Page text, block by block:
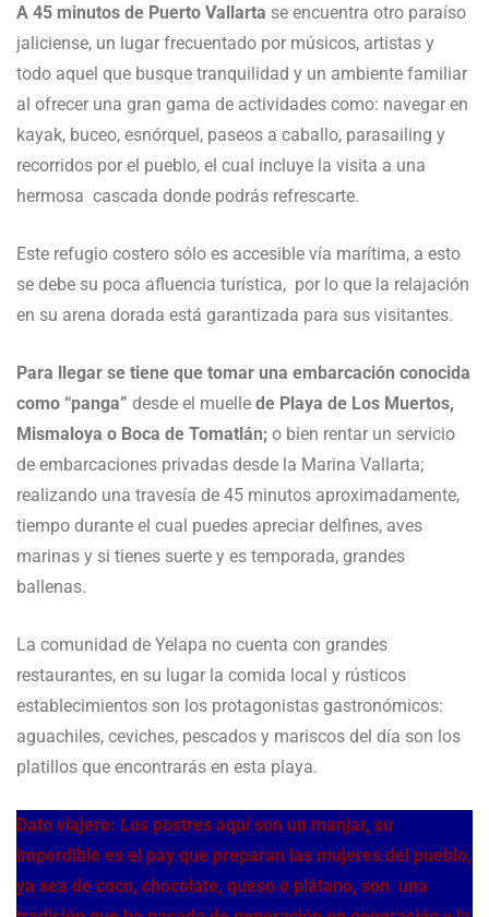
A 45 minutos de Puerto Vallarta se encuentra otro paraíso
jaliciense, un lugar frecuentado por músicos, artistas y
todo aquel que busque tranquilidad y un ambiente familiar
al ofrecer una gran gama de actividades como: navegar en
kayak, buceo, esnórquel, paseos a caballo, parasailing y
recorridos por el pueblo, el cual incluye la visita a una
hermosa cascada donde podrás refrescarte.
Este refugio costero sólo es accesible vía marítima, a esto
se debe su poca afluencia turística, por lo que la relajación
en su arena dorada está garantizada para sus visitantes.
Para llegar se tiene que tomar una embarcación conocida
como “panga” desde el muelle de Playa de Los Muertos,
Mismaloya o Boca de Tomatlán; o bien rentar un servicio
de embarcaciones privadas desde la Marina Vallarta;
realizando una travesía de 45 minutos aproximadamente,
tiempo durante el cual puedes apreciar delfines, aves
marinas y si tienes suerte y es temporada, grandes
ballenas.
La comunidad de Yelapa no cuenta con grandes
restaurantes, en su lugar la comida local y rústicos
establecimientos son los protagonistas gastronómicos:
aguachiles, ceviches, pescados y mariscos del día son los
platillos que encontrarás en esta playa.
Dato viajero: Los postres aquí son un manjar, su
imperdible es el pay que preparan las mujeres del pueblo,
ya sea de coco, chocolate, queso o plátano, son una